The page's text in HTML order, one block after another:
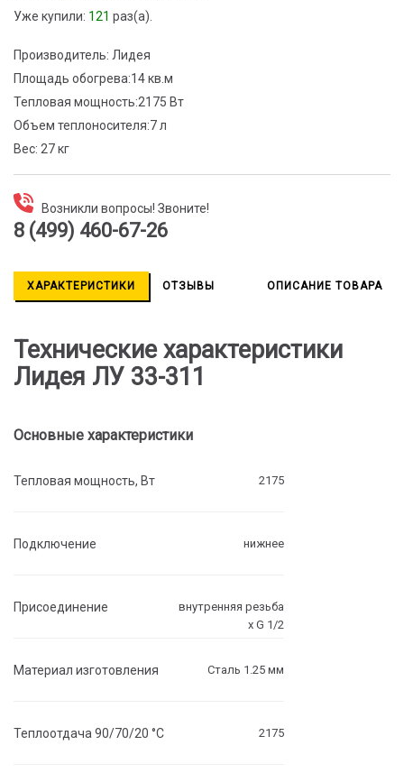
Уже купили: 121 раз(a).
Производитель: Лидея
Площадь обогрева:14 кв.м
Тепловая мощность:2175 Вт
Объем теплоносителя:7 л
Вес: 27 кг
Возникли вопросы! Звоните!
8 (499) 460-67-26
ХАРАКТЕРИСТИКИ ОТЗЫВЫ ОПИСАНИЕ ТОВАРА
Технические характеристики
Лидея ЛУ 33-311
Основные характеристики
Тепловая мощность, Вт 2175
Подключение нижнее
Присоединение
внутренняя резьба
х G 1/2
Материал изготовления Сталь 1.25 мм
Теплоотдача 90/70/20 °C 2175